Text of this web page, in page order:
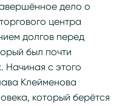
дело о
центра
долгов перед
был почти
Начиная с этого
Клейменова
который берётся